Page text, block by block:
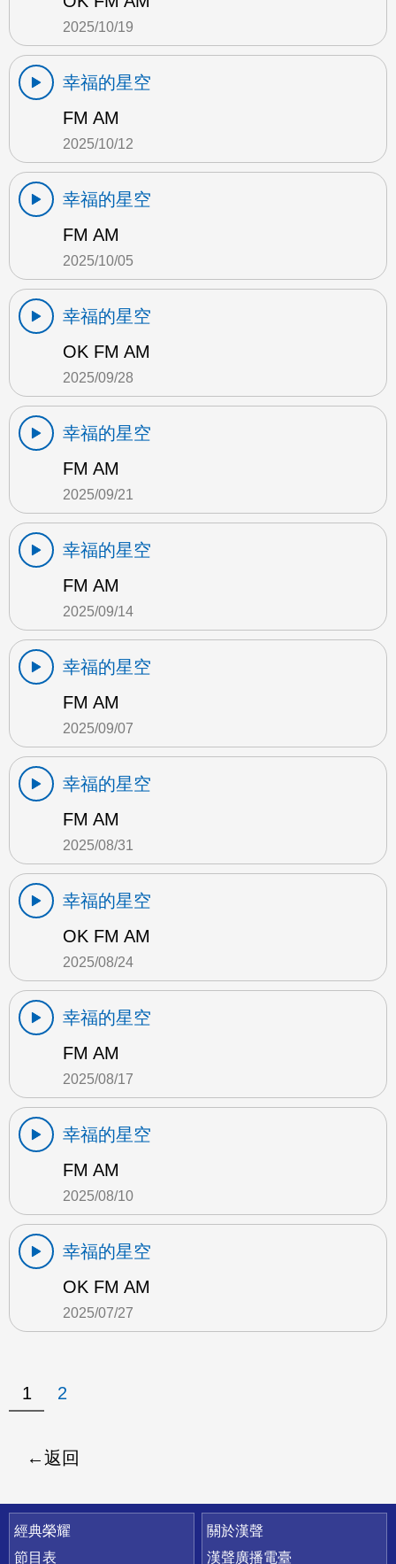
2025/10/19
幸福的星空
FM AM
2025/10/12
幸福的星空
FM AM
2025/10/05
幸福的星空
OK FM AM
2025/09/28
幸福的星空
FM AM
2025/09/21
幸福的星空
FM AM
2025/09/14
幸福的星空
FM AM
2025/09/07
幸福的星空
FM AM
2025/08/31
幸福的星空
OK FM AM
2025/08/24
幸福的星空
FM AM
2025/08/17
幸福的星空
FM AM
2025/08/10
幸福的星空
OK FM AM
2025/07/27
1 2
返回
快速連結
經典榮耀
節目表
關於漢聲
漢聲廣播電臺